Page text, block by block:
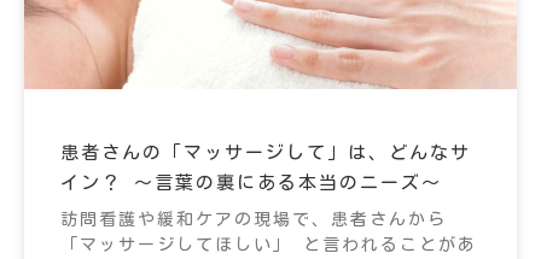
患者さんの「マッサージして」は、どんなサ
イン？ 〜言葉の裏にある本当のニーズ〜
訪問看護や緩和ケアの現場で、患者さんから
「マッサージしてほしい」 と言われることがあ